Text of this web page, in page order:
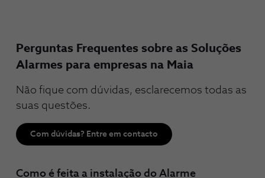
Perguntas Frequentes sobre as Soluções
Alarmes para empresas na Maia
Não fique com dúvidas, esclarecemos todas as
suas questões.
Com dúvidas? Entre em contacto
Como é feita a instalação do Alarme